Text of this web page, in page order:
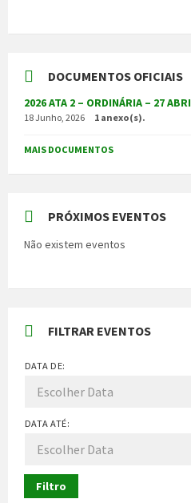
DOCUMENTOS OFICIAIS
2026 ATA 2 – ORDINÁRIA – 27
18 Junho, 2026 1 anexo(s).
MAIS DOCUMENTOS
PRÓXIMOS EVENTOS
Não existem eventos
FILTRAR EVENTOS
DATA DE:
DATA ATÉ:
Filtro